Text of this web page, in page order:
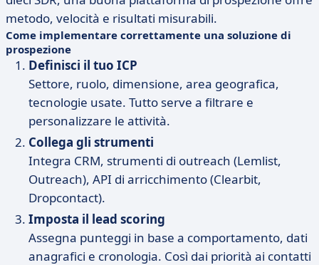
metodo, velocità e risultati misurabili.
Come implementare correttamente una soluzione di
prospezione
Definisci il tuo ICP
Settore, ruolo, dimensione, area geografica,
tecnologie usate. Tutto serve a filtrare e
personalizzare le attività.
Collega gli strumenti
Integra CRM, strumenti di outreach (Lemlist,
Outreach), API di arricchimento (Clearbit,
Dropcontact).
Imposta il lead scoring
Assegna punteggi in base a comportamento, dati
anagrafici e cronologia. Così dai priorità ai contatti